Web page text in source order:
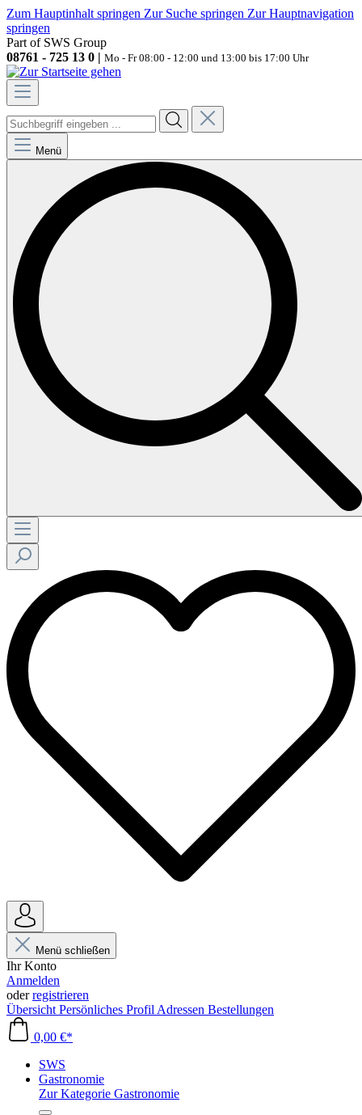
Zum Hauptinhalt springen Zur Suche springen Zur Hauptnavigation
springen
Part of SWS Group
08761 - 725 13 0 | Mo - Fr 08:00 - 12:00 und 13:00 bis 17:00 Uhr
Menü
Menü schließen
Ihr Konto
Anmelden
oderregistrieren
Übersicht Persönliches Profil Adressen Bestellungen
0,00 €*
SWS
Gastronomie
Zur Kategorie Gastronomie